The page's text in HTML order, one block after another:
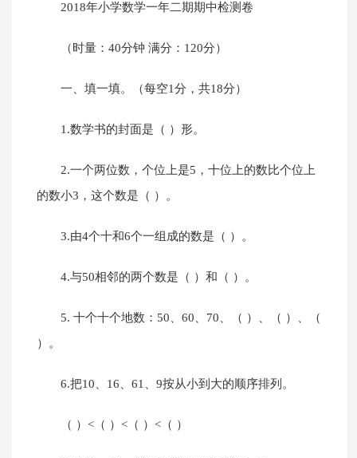
2018年小学数学一年二期期中检测卷
（时量：40分钟 满分：120分）
一、填一填。（每空1分，共18分）
1.数学书的封面是（ ）形。
2.一个两位数，个位上是5，十位上的数比个位上
的数小3，这个数是（ ）。
3.由4个十和6个一组成的数是（ ）。
4.与50相邻的两个数是（ ）和（ ）。
5. 十个十个地数：50、60、70、（ ）、（ ）、（
）。
6.把10、16、61、9按从小到大的顺序排列。
（ ）<（ ）<（ ）<（ ）